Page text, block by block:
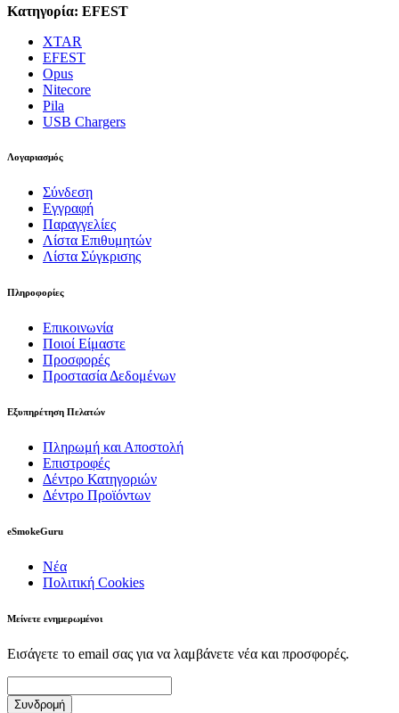
Κατηγορία: EFEST
XTAR
EFEST
Opus
Nitecore
Pila
USB Chargers
Λογαριασμός
Σύνδεση
Εγγραφή
Παραγγελίες
Λίστα Επιθυμητών
Λίστα Σύγκρισης
Πληροφορίες
Επικοινωνία
Ποιοί Είμαστε
Προσφορές
Προστασία Δεδομένων
Εξυπηρέτηση Πελατών
Πληρωμή και Αποστολή
Επιστροφές
Δέντρο Κατηγοριών
Δέντρο Προϊόντων
eSmokeGuru
Νέα
Πολιτική Cookies
Μείνετε ενημερωμένοι
Εισάγετε το email σας για να λαμβάνετε νέα και προσφορές.
Συνδρομή